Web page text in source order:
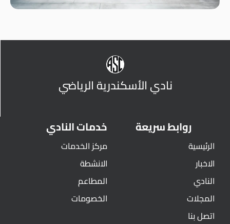
نادي الأسكندرية الرياضي
روابط سريعة
الرئيسية
الاخبار
النادي
المجلات
اتصل بنا
خدمات النادي
مركز الخدمات
الانشطة
المطاعم
الخصومات